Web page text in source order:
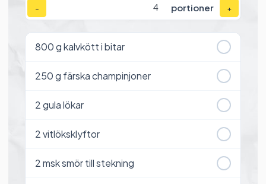
− portioner +
800g kalvkött i bitar
250g färska champinjoner
2gula lökar
2vitlöksklyftor
2msk smör till stekning